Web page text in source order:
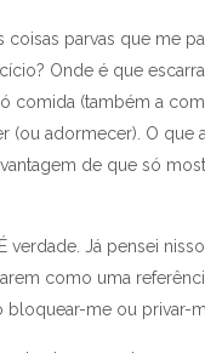
coisas parvas que me
Onde é que
comida (também a
(ou adormecer). O que
de que só
Já pensei
como uma
me ou privar-